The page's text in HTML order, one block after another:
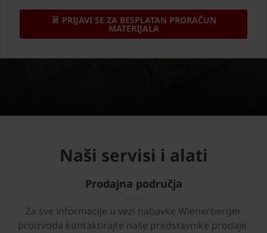
PRIJAVI SE ZA BESPLATAN PRORAČUN
MATERIJALA
Naši servisi i alati
Prodajna područja
Za sve informacije u vezi nabavke Wienerberger
proizvoda kontaktirajte naše predstavnike prodaje.